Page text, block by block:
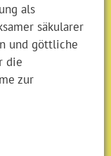
als
säkularer
und göttliche
die
zur